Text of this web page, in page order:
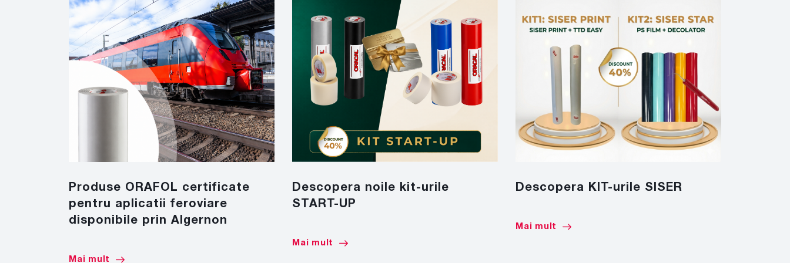
Produse ORAFOL certificate
pentru aplicatii feroviare
disponibile prin Algernon
Mai mult
Descopera noile kit-urile
START-UP
Mai mult
Descopera KIT-urile SISER
Mai mult